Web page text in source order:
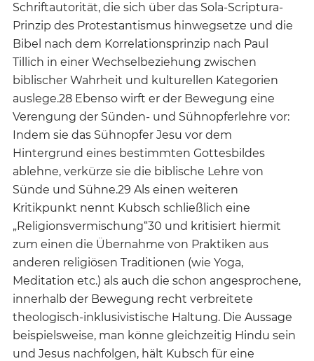
Schriftautorität, die sich über das Sola-Scriptura-
Prinzip des Protestantismus hinwegsetze und die
Bibel nach dem Korrelationsprinzip nach Paul
Tillich in einer Wechselbeziehung zwischen
biblischer Wahrheit und kulturellen Kategorien
auslege.28 Ebenso wirft er der Bewegung eine
Verengung der Sünden- und Sühnopferlehre vor:
Indem sie das Sühnopfer Jesu vor dem
Hintergrund eines bestimmten Gottesbildes
ablehne, verkürze sie die biblische Lehre von
Sünde und Sühne.29 Als einen weiteren
Kritikpunkt nennt Kubsch schließlich eine
„Religionsvermischung“30 und kritisiert hiermit
zum einen die Übernahme von Praktiken aus
anderen religiösen Traditionen (wie Yoga,
Meditation etc.) als auch die schon angesprochene,
innerhalb der Bewegung recht verbreitete
theologisch-inklusivistische Haltung. Die Aussage
beispielsweise, man könne gleichzeitig Hindu sein
und Jesus nachfolgen, hält Kubsch für eine